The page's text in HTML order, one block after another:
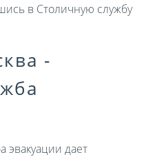
в Столичную службу
-
эвакуации дает